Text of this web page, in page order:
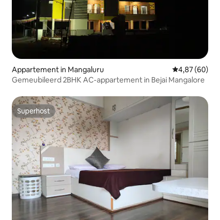
Appartement in Mangaluru Gemiddelde
4,87 (60)
Gemeubileerd 2BHK AC-appartement in Bejai Mangalore
Superhost
Superhost